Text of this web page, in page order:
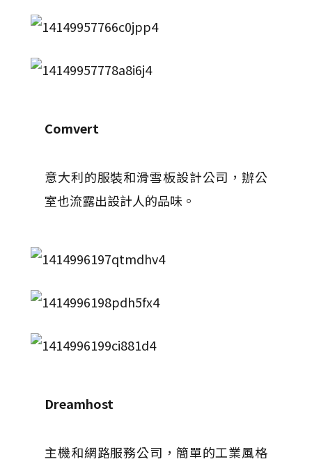
Comvert
意大利的服裝和滑雪板設計公司，辦公
室也流露出設計人的品味。
Dreamhost
主機和網路服務公司，簡單的工業風格